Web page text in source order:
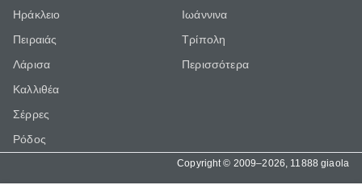
Ηράκλειο
Πειραιάς
Λάρισα
Καλλιθέα
Σέρρες
Ρόδος
Ιωάννινα
Τρίπολη
Περισσότερα
Copyright © 2009–2026, 11888 giaola